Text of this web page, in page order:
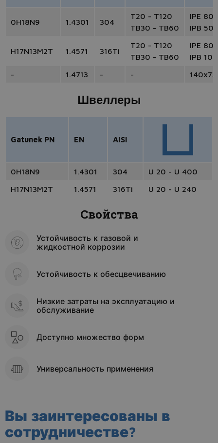
0H18N9 1.4301 304
T20 - T120
TB30 - TB60
IPE 80
IPB 50
H17N13M2T 1.4571 316Ti
T20 - T120
TB30 - TB60
IPE 80
IPB
-
1.4713 - -
Швеллеры
Gatunek PN EN AISI
0H18N9 1.4301 304
U 20 - U 400
H17N13M2T
1.4571 316Ti U 20 - U 240
Свойства
Устойчивость к газовой и
жидкостной коррозии
Устойчивость к обесцвечиванию
Низкие затраты на эксплуатацию и
обслуживание
Доступно множество форм
Универсальность применения
Вы заинтересованы в
сотрудничестве?